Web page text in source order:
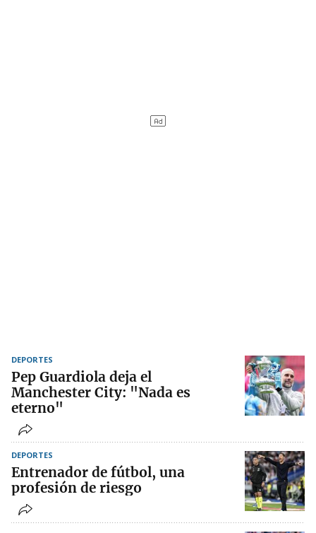
DEPORTES
Pep Guardiola deja el
Manchester City: "Nada es
eterno"
DEPORTES
Entrenador de fútbol, una
profesión de riesgo